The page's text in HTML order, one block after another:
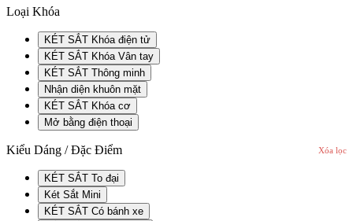
Loại Khóa
KÉT SẮT Khóa điện tử
KÉT SẮT Khóa Vân tay
KÉT SẮT Thông minh
Nhận diện khuôn mặt
KÉT SẮT Khóa cơ
Mở bằng điện thoại
Kiểu Dáng / Đặc Điểm Xóa lọc
KÉT SẮT To đại
Két Sắt Mini
KÉT SẮT Có bánh xe